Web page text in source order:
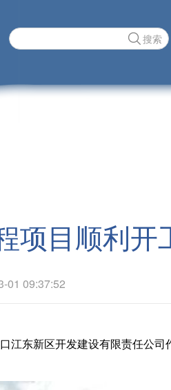
搜索
项目顺利开
09:37:52
江东新区开发建设有限责任公司